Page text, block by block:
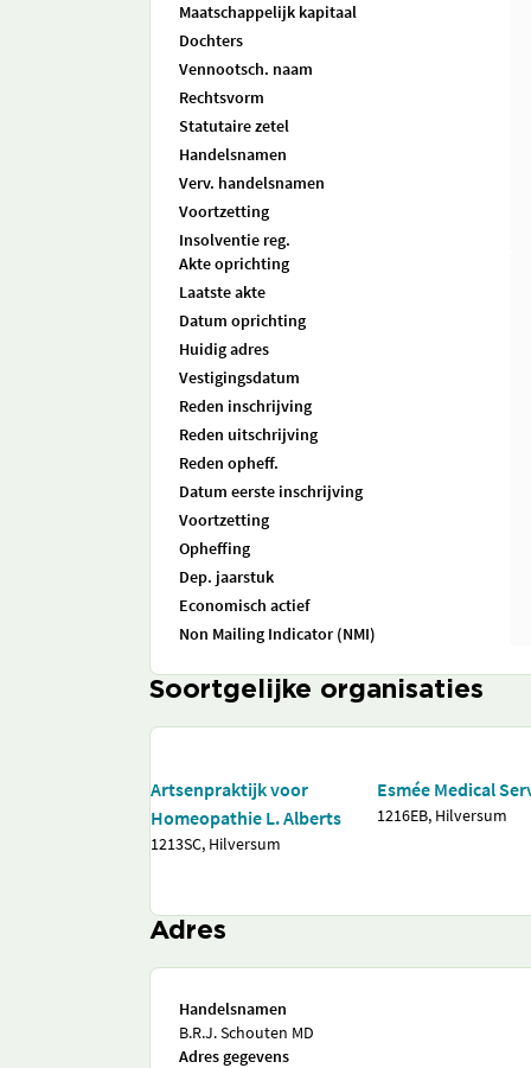
Maatschappelijk kapitaal
Dochters
Vennootsch. naam
Rechtsvorm
Statutaire zetel
Handelsnamen
Verv. handelsnamen
Voortzetting
Insolventie reg.
Akte oprichting
Laatste akte
Datum oprichting
Huidig adres
Vestigingsdatum
Reden inschrijving
Reden uitschrijving
Reden opheff.
Datum eerste inschrijving
Voortzetting
Opheffing
Dep. jaarstuk
Economisch actief
Non Mailing Indicator (NMI)
Soortgelijke organisaties
Artsenpraktijk voor
Homeopathie L. Alberts
1213SC, Hilversum
Esmée Medical
1216EB, Hilversum
Adres
Handelsnamen
B.R.J. Schouten MD
Adres gegevens